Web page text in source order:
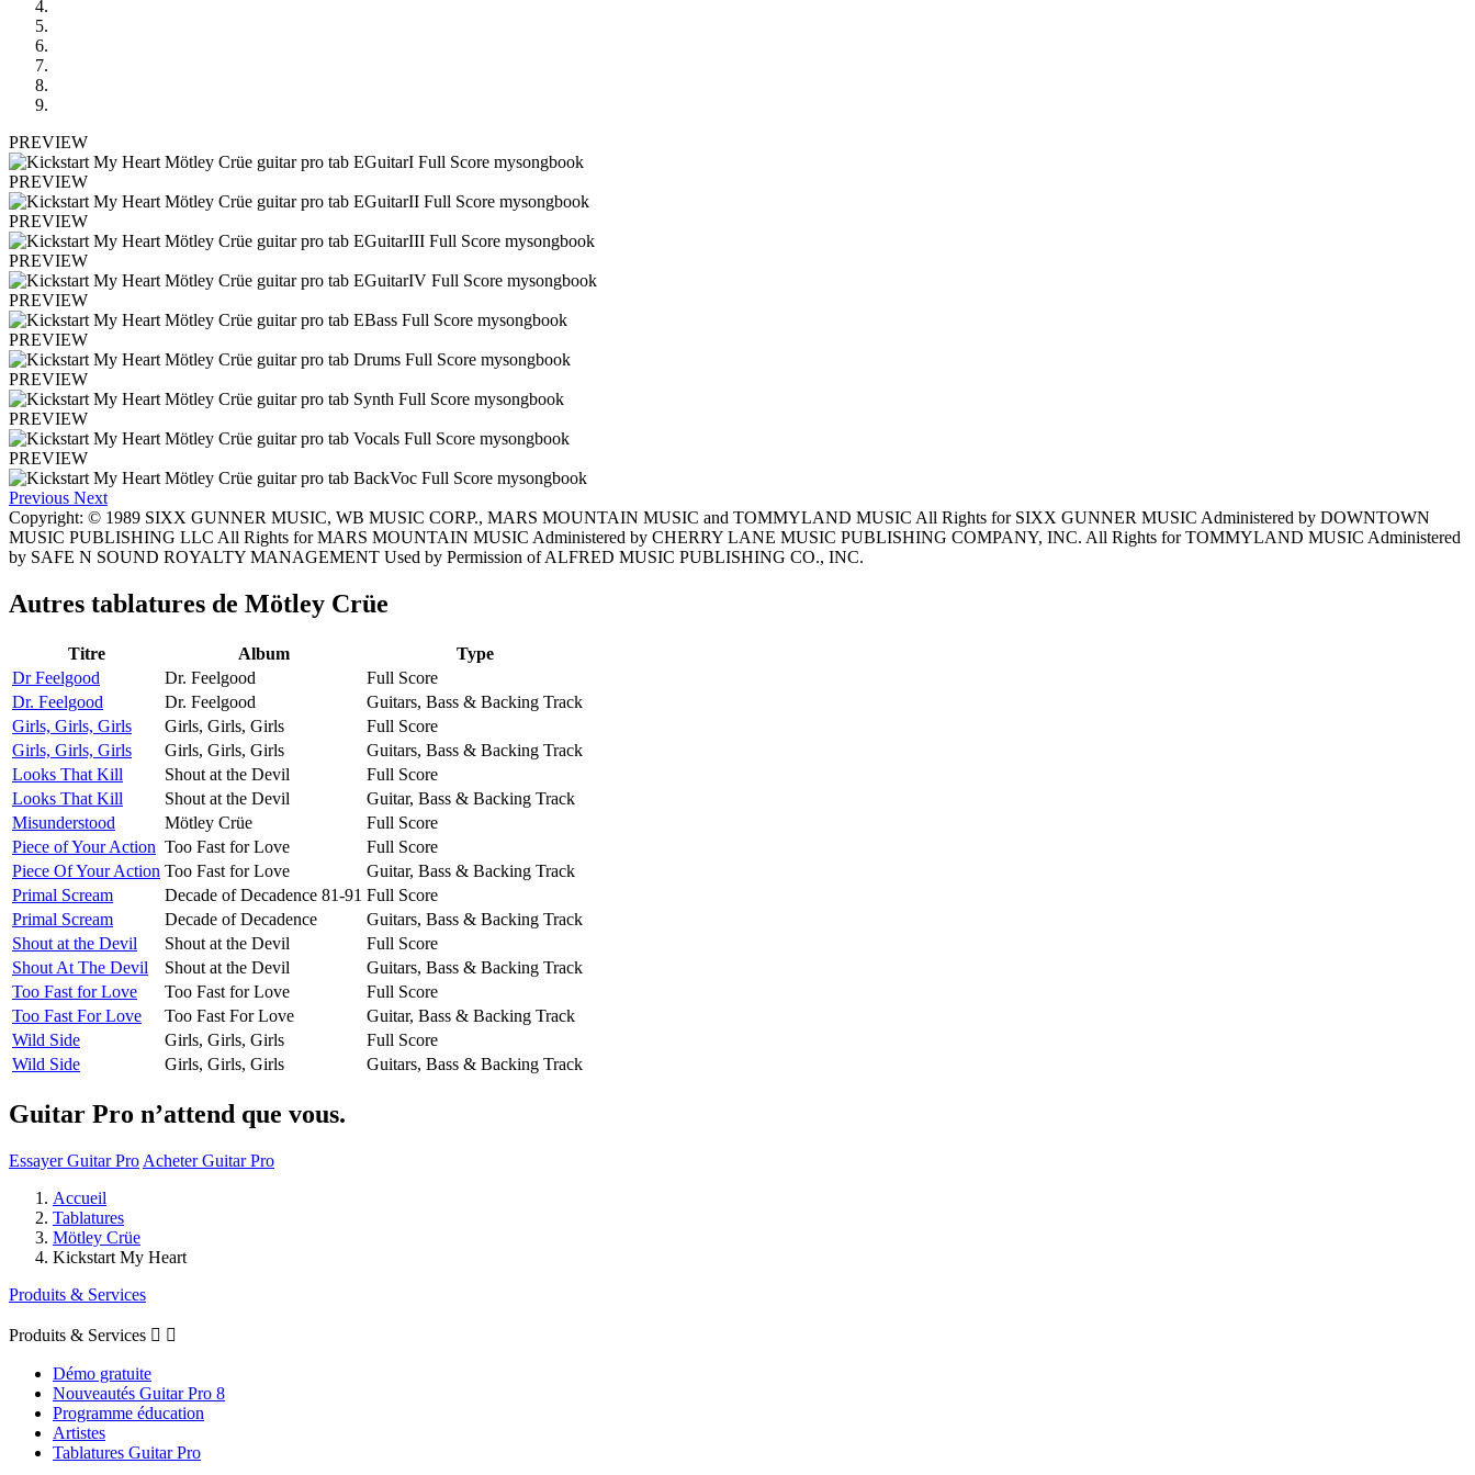
PREVIEW
PREVIEW
PREVIEW
PREVIEW
PREVIEW
PREVIEW
PREVIEW
PREVIEW
PREVIEW
Previous Next
Copyright: © 1989 SIXX GUNNER MUSIC, WB MUSIC CORP., MARS MOUNTAIN MUSIC and TOMMYLAND MUSIC All Rights for SIXX GUNNER MUSIC Administered by DOWNTOWN
MUSIC PUBLISHING LLC All Rights for MARS MOUNTAIN MUSIC Administered by CHERRY LANE MUSIC PUBLISHING COMPANY, INC. All Rights for TOMMYLAND MUSIC Administered
by SAFE N SOUND ROYALTY MANAGEMENT Used by Permission of ALFRED MUSIC PUBLISHING CO., INC.
Autres tablatures de Mötley Crüe
Titre Album
Type
Dr Feelgood
Dr. Feelgood
Full Score
Dr. Feelgood
Dr. Feelgood
Guitars, Bass & Backing Track
Girls, Girls, Girls
Girls, Girls, Girls
Full Score
Girls, Girls, Girls
Girls, Girls, Girls
Guitars, Bass & Backing Track
Looks That Kill
Shout at the Devil
Full Score
Looks That Kill
Shout at the Devil
Guitar, Bass & Backing Track
Misunderstood
Mötley Crüe
Full Score
Piece of Your Action Too Fast for Love
Full Score
Piece Of Your Action Too Fast for Love
Guitar, Bass & Backing Track
Primal Scream
Decade of Decadence 81-91 Full Score
Primal Scream
Decade of Decadence
Guitars, Bass & Backing Track
Shout at the Devil
Shout at the Devil
Full Score
Shout At The Devil
Shout at the Devil
Guitars, Bass & Backing Track
Too Fast for Love
Too Fast for Love
Full Score
Too Fast For Love
Too Fast For Love
Guitar, Bass & Backing Track
Wild Side
Girls, Girls, Girls
Full Score
Wild Side
Girls, Girls, Girls Guitars, Bass & Backing Track
Guitar Pro n’attend que vous.
Essayer Guitar Pro Acheter Guitar Pro
Accueil
Tablatures
Mötley Crüe
Kickstart My Heart
Produits & Services
Produits & Services  
Démo gratuite
Nouveautés Guitar Pro 8
Programme éducation
Artistes
Tablatures Guitar Pro